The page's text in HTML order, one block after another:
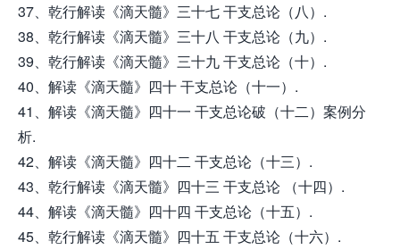
37、乾行解读《滴天髓》三十七 干支总论（八）.
38、乾行解读《滴天髓》三十八 干支总论（九）.
39、乾行解读《滴天髓》三十九 干支总论（十）.
40、解读《滴天髓》四十 干支总论（十一）.
41、解读《滴天髓》四十一 干支总论破（十二）案例分
析.
42、解读《滴天髓》四十二 干支总论（十三）.
43、乾行解读《滴天髓》四十三 干支总论 （十四）.
44、解读《滴天髓》四十四 干支总论（十五）.
45、乾行解读《滴天髓》四十五 干支总论（十六）.